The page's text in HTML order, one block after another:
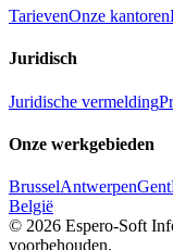
TarievenOnze kantoren
Juridisch
Juridische vermelding
Onze werkgebieden
BrusselAntwerpenGent
België
© 2026 Espero-Soft
voorbehouden.